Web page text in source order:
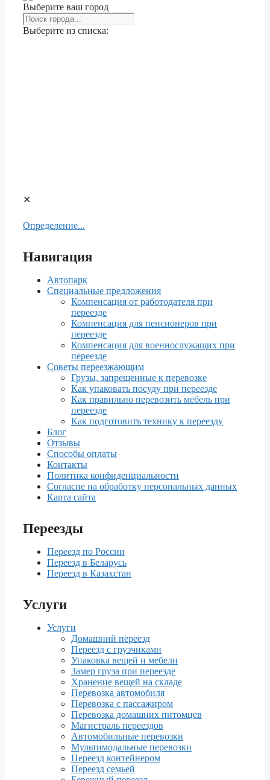
Выберите ваш город
Выберите из списка:
✕
Определение...
Навигация
Автопарк
Специальные предложения
Компенсация от работодателя при
переезде
Компенсация для пенсионеров при
переезде
Компенсация для военнослужащих при
переезде
Cоветы переезжающим
Грузы, запрещенные к перевозке
Как упаковать посуду при переезде
Как правильно перевозить мебель при
переезде
Как подготовить технику к переезду
Блог
Отзывы
Cпособы оплаты
Контакты
Политика конфиденциальности
Согласие на обработку персональных данных
Карта сайта
Переезды
Переезд по России
Переезд в Беларусь
Переезд в Казахстан
Услуги
Услуги
Домашний переезд
Переезд с грузчиками
Упаковка вещей и мебели
Замер груза при переезде
Хранение вещей на складе
Перевозка автомобиля
Перевозка с пассажиром
Перевозка домашних питомцев
Магистраль переездов
Автомобильные перевозки
Мультимодальные перевозки
Переезд контейнером
Переезд семьей